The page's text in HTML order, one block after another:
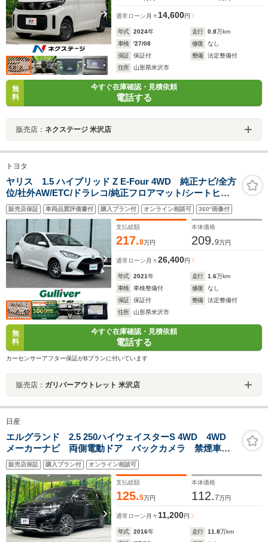
通常ローン 月々14,600円
年式 2024年 走行 0.8万km
車検
'27/08 修復
なし
保証
保証付 整備
法定整備付
住所
山形県米沢市
無
料
今すぐ在庫確認・見積依頼
電話する
販売店： ネクステージ 米沢店
トヨタ
ヤリス 1.5 ハイブリッド Z E-Four 4WD 純正ナビ/全方
位/社外AW/ETC/ドラレコ/純正フロアマット/シートヒー
ター/コーナーセンサー/EVMODE/DRIVEMODE/電動格納
ミラー/ドアバイザー/LED/スマートキー
販売店保証 車両品質評価書付 購入プラン付 オンライン相談可 360°画像付
支払総額
217.8万円
本体価格
209.9万円
通常ローン 月々26,400円
年式 2021年 走行 1.6万km
車検
車検整備付 修復
なし
保証
保証付 整備
法定整備付
住所
山形県米沢市
無
料
今すぐ在庫確認・見積依頼
電話する
カーセンサーアフター保証がBプランに付いています
販売店： ガリバーアウトレット 米沢店
日産
エルグランド 2.5 250ハイウェイスターS 4WD 4WD
メーカーナビ 両側電動ドア バックカメラ 禁煙車
電動リアゲート ハーフレザーシート LEDヘッド 純
正18インチアルミ オートライト デュアルエアコン
リアエアコン フルセグ
販売店保証 購入プラン付 オンライン相談可
支払総額
125.5万円
本体価格
112.7万円
通常ローン 月々11,200円
年式 2016年 走行 11.8万km